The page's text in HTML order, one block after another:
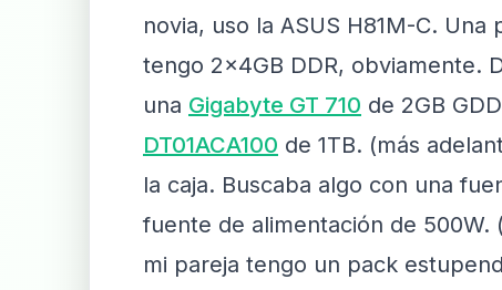
novia, uso la ASUS H81M-C.
tengo 2x4GB DDR, obviamente.
una Gigabyte GT 710 de 2GB
DT01ACA100 de 1TB. (más
la caja. Buscaba algo con una
fuente de alimentación de 500W.
mi pareja tengo un pack